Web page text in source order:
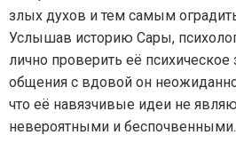
злых духов и тем самым
Услышав историю Сары,
лично проверить её
общения с вдовой он
что её навязчивые идеи не
невероятными и беспочвенными.